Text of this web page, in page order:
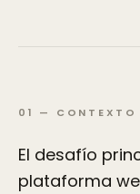
01 — CONTEXTO
El desafío
plataforma